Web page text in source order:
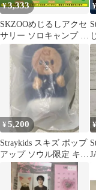
¥3,333
SKZOOめじるしアクセ
サリー ソロキャンプ 全
8種コンプリート新品未
開封ガチャ
¥
¥5,200
Straykids スキズ ポップ
アップ ソウル限定 キー
リング ハンクォッカ
¥